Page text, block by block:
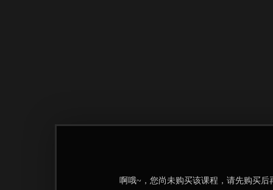
啊哦~，您尚未购买该课程，请先购买后